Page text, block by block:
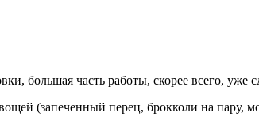
большая часть работы, скорее всего, уже
(запеченный перец, брокколи на пару,